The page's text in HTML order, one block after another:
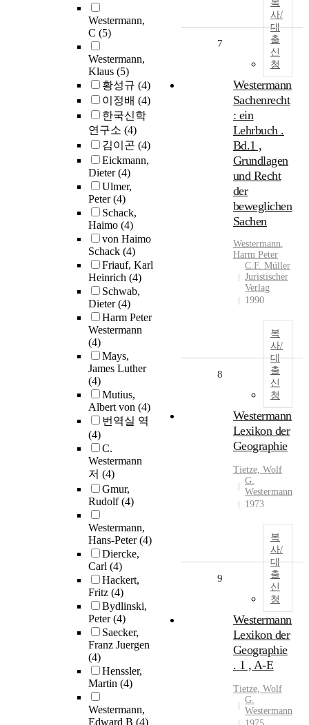
Westermann,
C (5)
Westermann,
Klaus (5)
황성규 (4)
이정배 (4)
한국신학
연구소 (4)
김이곤 (4)
Eickmann,
Dieter(4)
Ulmer,
Peter(4)
Schack,
Haimo (4)
von Haimo
Schack (4)
Friauf, Karl
Heinrich (4)
Schwab,
Dieter(4)
Harm Peter
Westermann
(4)
Mays,
James Luther
(4)
Mutius,
Albert von (4)
번역실 역
(4)
C.
Westermann
저 (4)
Gmur,
Rudolf(4)
Westermann,
Hans-Peter(4)
Diercke,
Carl (4)
Hackert,
Fritz (4)
Bydlinski,
Peter(4)
Saecker,
Franz Juergen
(4)
Henssler,
Martin (4)
Westermann,
Edward B (4)
복
사/
대
출
신
청
7
Westermann
Sachenrecht
: ein
Lehrbuch .
Bd.1 ,
Grundlagen
und Recht
der
beweglichen
Sachen
Westermann,
Harm Peter
C.F. Müller
Juristischer
Verlag
1990
복
사/
대
출
신
청
8
Westermann
Lexikon der
Geographie
Tietze, Wolf
G.
Westermann
1973
복
사/
대
출
신
청
9
Westermann
Lexikon der
Geographie
. 1 , A-E
Tietze, Wolf
G.
Westermann